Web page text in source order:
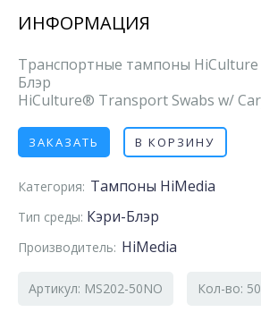
ИНФОРМАЦИЯ
Транспортные тампоны HiCulture
Блэр
HiCulture® Transport Swabs w/
ЗАКАЗАТЬ В КОРЗИНУ
Категория: Тампоны HiMedia
Тип среды: Кэри-Блэр
Производитель: HiMedia
Артикул: MS202-50NO Кол-во: